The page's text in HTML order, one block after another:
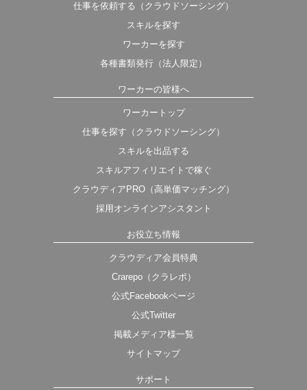
仕事を依頼する（クラウドソーシング）
スキルを探す
ワーカーを探す
各種書類発行（法人限定）
ワーカーの皆様へ
ワーカートップ
仕事を探す（クラウドソーシング）
スキルを出品する
スキルアフィリエイトで稼ぐ
クラウディアPRO（高単価マッチング）
採用オンラインアシスタント
お役立ち情報
クラウディア会員特典
Crarepo（クラレポ）
公式Facebookページ
公式Twitter
掲載メディア様一覧
サイトマップ
サポート